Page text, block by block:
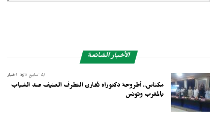
الأخبار الشائعة
أخبار 4 أسابيع ago
مكناس.. أطروحة دكتوراه تُقارن التطرف العنيف عند الشباب
بالمغرب وتونس